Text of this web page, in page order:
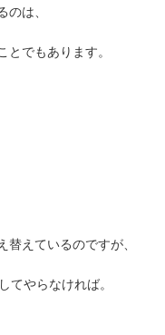
は、
とでもあります。
えているのですが、
てやらなければ。